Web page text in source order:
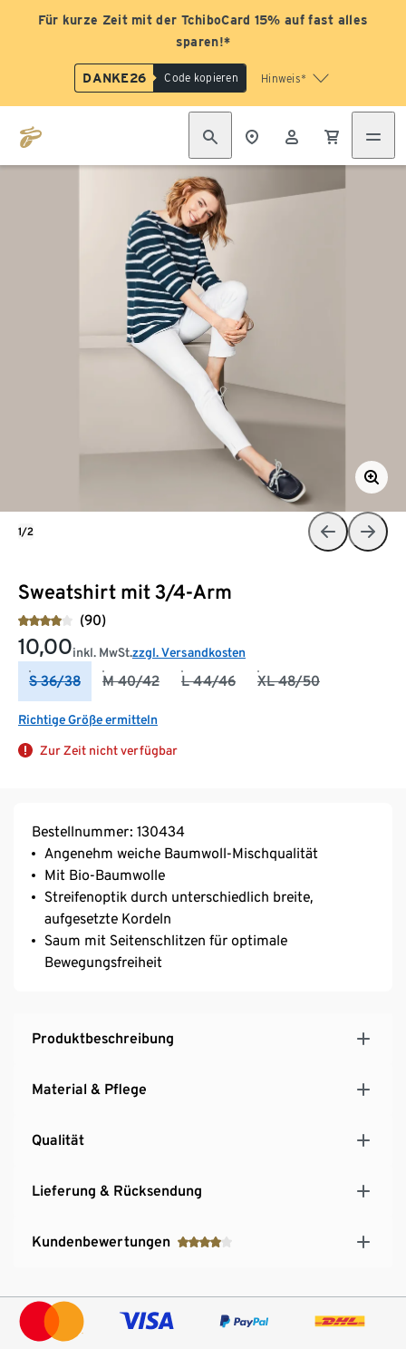
Für kurze Zeit mit der TchiboCard 15% auf fast alles
sparen!*
DANKE26 Code kopieren Hinweis*
Sweatshirt mit 3/4-Arm
(90)
10,00inkl. MwSt.zzgl. Versandkosten
S 36/38 M 40/42 L 44/46 XL 48/50
Richtige Größe ermitteln
Zur Zeit nicht verfügbar
1/2
Bestellnummer: 130434
Angenehm weiche Baumwoll-Mischqualität
Mit Bio-Baumwolle
Streifenoptik durch unterschiedlich breite,
aufgesetzte Kordeln
Saum mit Seitenschlitzen für optimale
Bewegungsfreiheit
Produktbeschreibung
Material & Pflege
Qualität
Lieferung & Rücksendung
Kundenbewertungen